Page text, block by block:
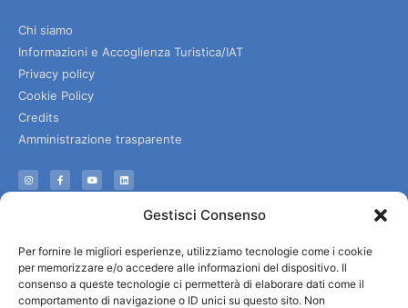
Gestisci Consenso
Per fornire le migliori esperienze, utilizziamo tecnologie come i cookie
per memorizzare e/o accedere alle informazioni del dispositivo. Il
consenso a queste tecnologie ci permetterà di elaborare dati come il
comportamento di navigazione o ID unici su questo sito. Non
Chi siamo
Informazioni e Accoglienza Turistica/IAT
Privacy policy
Cookie Policy
Credits
Amministrazione trasparente
Informazioni
Servizi utili
Download brochures